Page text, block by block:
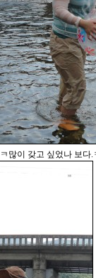
많이 갖고 싶었나 보다